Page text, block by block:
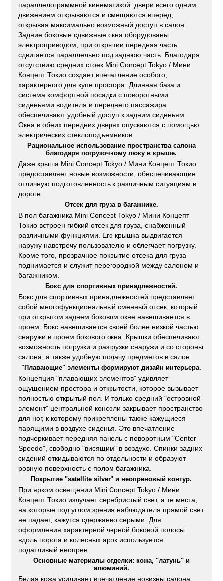
параллелограммной кинематикой: двери всего одним
движением открываются и смещаются вперед,
открывая максимально возможный доступ в салон.
Задние боковые сдвижные окна оборудованы
электроприводом, при открытии передняя часть
сдвигается параллельно под заднюю часть. Благодаря
отсутствию средних стоек Mini Concept Tokyo / Мини
Концепт Токио создает впечатление особого,
характерного для купе простора. Длинная база и
система комфортной посадки с поворотными
сиденьями водителя и переднего пассажира
обеспечивают удобный доступ к задним сиденьям.
Окна в обеих передних дверях опускаются с помощью
электрических стеклоподъемников.
Рациональное использование пространства салона
благодаря погрузочному люку в крыше.
Даже крыша Mini Concept Tokyo / Мини Концепт Токио
предоставляет новые возможности, обеспечивающие
отличную подготовленность к различным ситуациям в
дороге.
Отсек для груза в багажнике.
В пол багажника Mini Concept Tokyo / Мини Концепт
Токио встроен гибкий отсек для груза, снабженный
различными функциями. Его крышка выдвигается
наружу навстречу пользователю и облегчает погрузку.
Кроме того, прозрачное покрытие отсека для груза
поднимается и служит перегородкой между салоном и
багажником.
Бокс для спортивных принадлежностей.
Бокс для спортивных принадлежностей представляет
собой многофункциональный сменный отсек, который
при открытом заднем боковом окне навешивается в
проем. Бокс навешивается своей более низкой частью
снаружи в проем бокового окна. Крышки обеспечивают
возможность погрузки и разгрузки снаружи и со стороны
салона, а также удобную подачу предметов в салон.
"Плавающие" элементы формируют дизайн интерьера.
Концепция "плавающих элементов" удивляет
ощущением простора и открытости, которое вызывает
полностью открытый пол. И только средний "островной
элемент" центральной консоли закрывает пространство
для ног, к которому прикреплены также кажущиеся
парящими в воздухе сиденья. Это впечатление
подчеркивает передняя панель с поворотным "Center
Speedo", свободно "висящим" в воздухе. Спинки задних
сидений откидываются по отдельности и образуют
ровную поверхность с полом багажника.
Покрытие "satellite silver" и неопреновый контур.
При ярком освещении Mini Concept Tokyo / Мини
Концепт Токио излучает серебристый свет, а те места,
на которые под углом зрения наблюдателя прямой свет
не падает, кажутся сдержанно серыми. Для
оформления характерной черной боковой полосы
вдоль порога и колесных арок используется
податливый неопрен.
Основные материалы отделки: кожа, "латунь" и
алюминий.
Белая кожа усиливает впечатление новизны салона,